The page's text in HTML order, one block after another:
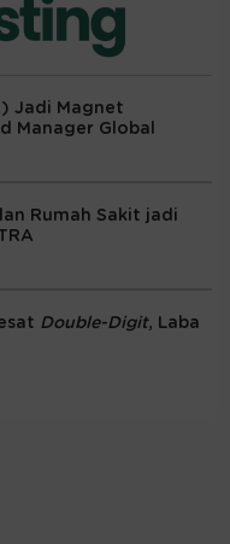
Jadi Magnet
Manager Global
Rumah Sakit jadi
Double-Digit, Laba